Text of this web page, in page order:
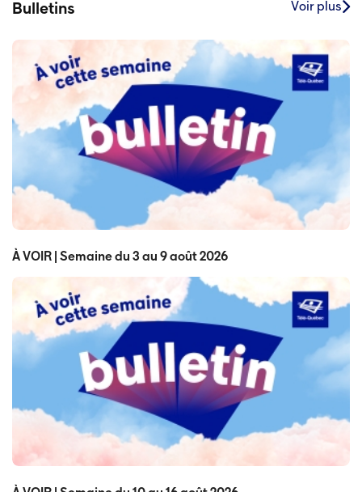
Bulletins Voir plus
À VOIR | Semaine du 3 au 9 août 2026